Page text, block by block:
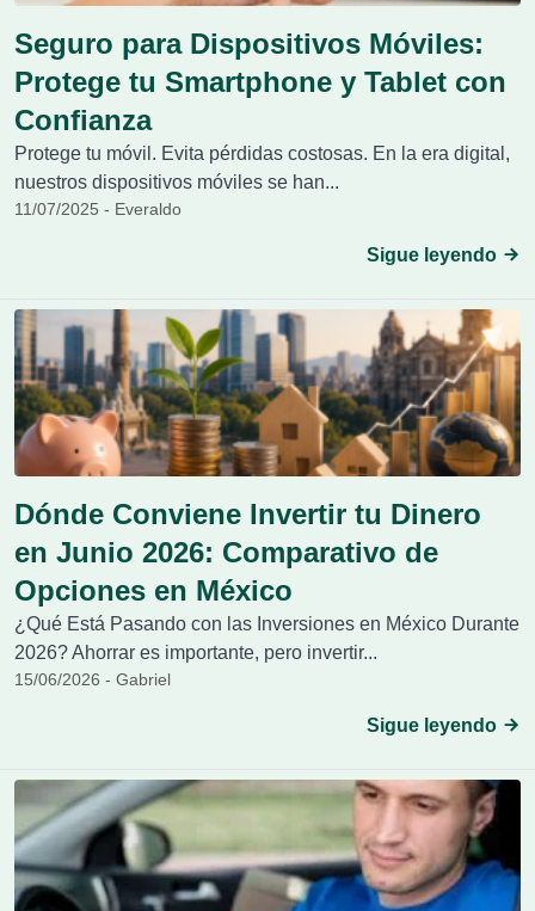
Seguro para Dispositivos Móviles:
Protege tu Smartphone y Tablet con
Confianza
Protege tu móvil. Evita pérdidas costosas. En la era digital,
nuestros dispositivos móviles se han...
11/07/2025 - Everaldo
Sigue leyendo
Dónde Conviene Invertir tu Dinero
en Junio 2026: Comparativo de
Opciones en México
¿Qué Está Pasando con las Inversiones en México Durante
2026? Ahorrar es importante, pero invertir...
15/06/2026 - Gabriel
Sigue leyendo